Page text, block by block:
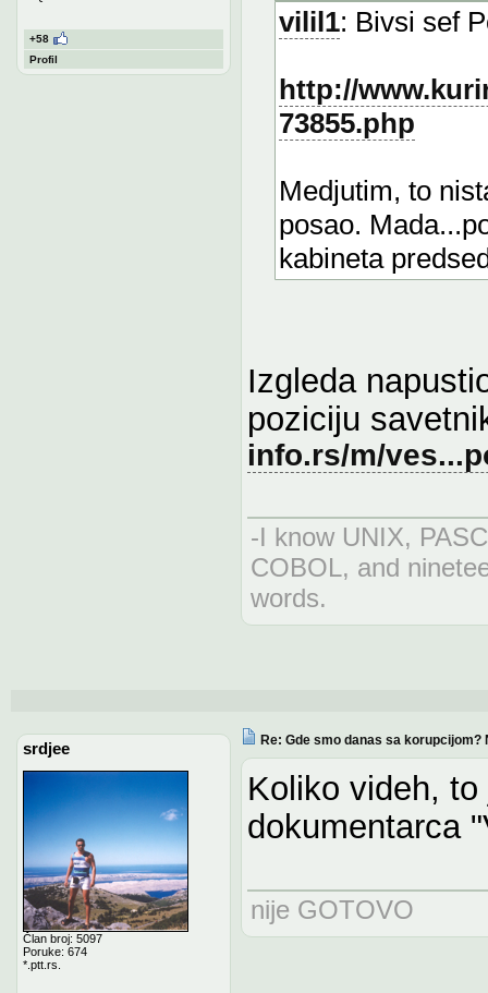
+58
Profil
vilil1: Bivsi sef
http://
73855.php
Medjutim, to
posao.
kabineta
Izgleda
poziciju
info.rs/m/
-I know UNIX,
COBOL, and
words.
srdjee
Član broj: 5097
Poruke: 674
*.ptt.rs.
Re: Gde smo danas sa korupcijom?
Koliko videh,
dokumentarca
nije GOTOVO